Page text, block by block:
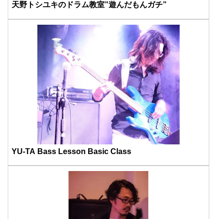
天野トシユキのドラム教室”遊んだもんガチ”
YU-TA Bass Lesson Basic Class